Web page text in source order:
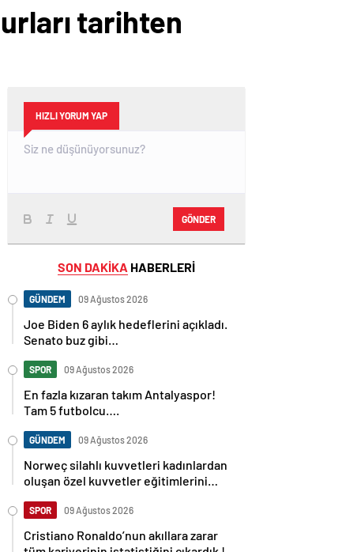
tarihten
HIZLI YORUM YAP
GÖNDER
SON DAKİKA HABERLERİ
GÜNDEM 09 Ağustos 2026
Joe Biden 6 aylık hedeflerini açıkladı.
Senato buz gibi…
SPOR 09 Ağustos 2026
En fazla kızaran takım Antalyaspor!
Tam 5 futbolcu….
GÜNDEM 09 Ağustos 2026
Norweç silahlı kuvvetleri kadınlardan
oluşan özel kuvvetler eğitimlerini
SPOR 09 Ağustos 2026
Cristiano Ronaldo’nun akıllara zarar